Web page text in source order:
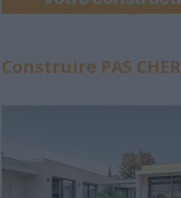
Construire PAS CHER